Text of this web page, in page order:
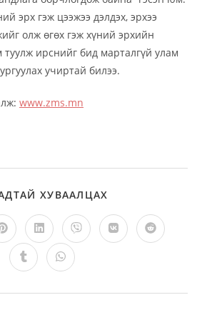
эрх гэж цээжээ дэлдэх, эрхээ
олж өгөх гэж хүний эрхийн
туулж ирснийг бид марталгүй улам
учиртай билээ.
www.zms.mn
ХУВААЛЦАХ
CONTENT
Opens
in
new
window
Opens
in
new
window
Opens
in
Opens
in
Opens
in
Opens
in
new
Opens
in
new